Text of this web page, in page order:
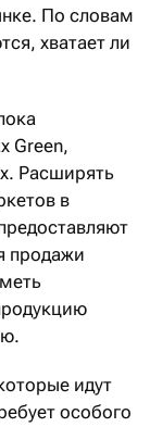
По словам
хватает ли
Green,
Расширять
в
продажи
идут
особого